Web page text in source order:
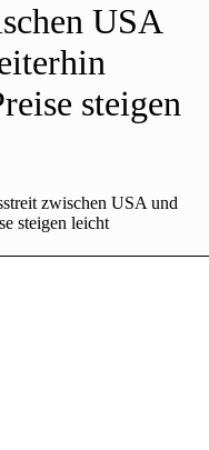
USA
steigen
zwischen USA und
steigen leicht